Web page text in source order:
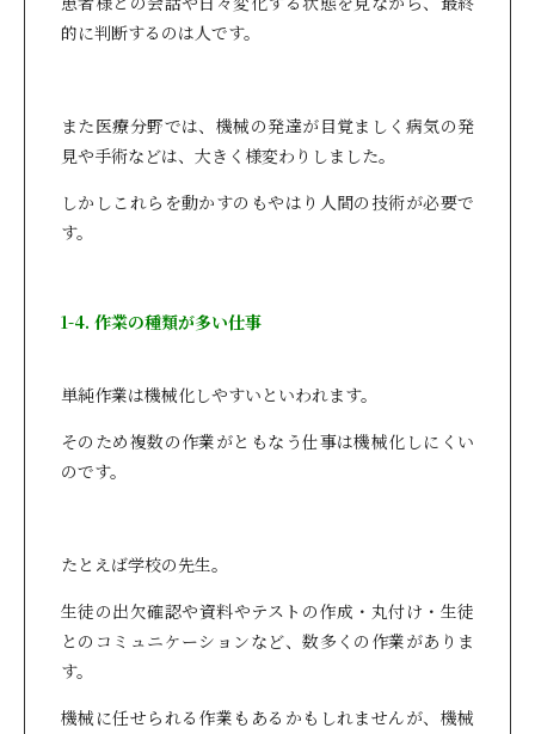
的に判断するのは人です。
また医療分野では、機械の発達が目覚ましく病気の発
見や手術などは、大きく様変わりしました。
しかしこれらを動かすのもやはり人間の技術が必要で
す。
1-4. 作業の種類が多い仕事
単純作業は機械化しやすいといわれます。
そのため複数の作業がともなう仕事は機械化しにくい
のです。
たとえば学校の先生。
生徒の出欠確認や資料やテストの作成・丸付け・生徒
とのコミュニケーションなど、数多くの作業がありま
す。
機械に任せられる作業もあるかもしれませんが、機械